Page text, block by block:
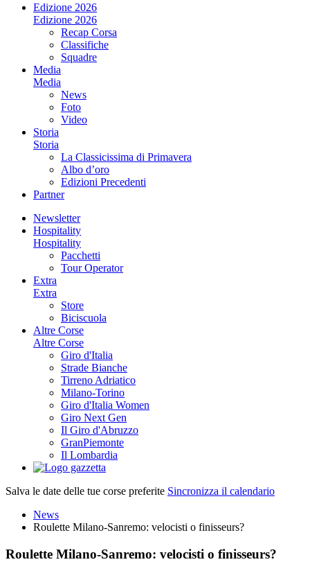
Edizione 2026
Edizione 2026
Recap Corsa
Classifiche
Squadre
Media
Media
News
Foto
Video
Storia
Storia
La Classicissima di Primavera
Albo d’oro
Edizioni Precedenti
Partner
Newsletter
Hospitality
Hospitality
Pacchetti
Tour Operator
Extra
Extra
Store
Biciscuola
Altre Corse
Altre Corse
Giro d'Italia
Strade Bianche
Tirreno Adriatico
Milano-Torino
Giro d'Italia Women
Giro Next Gen
Il Giro d'Abruzzo
GranPiemonte
Il Lombardia
Salva le date delle tue corse preferite Sincronizza il calendario
News
Roulette Milano-Sanremo: velocisti o finisseurs?
Roulette Milano-Sanremo: velocisti o finisseurs?